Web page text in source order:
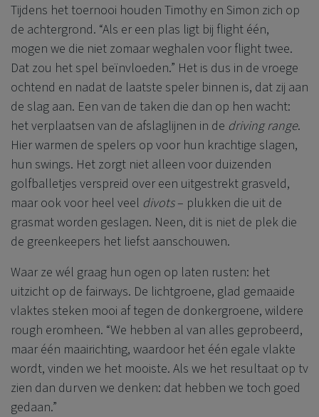
Tijdens het toernooi houden Timothy en Simon zich op
de achtergrond. “Als er een plas ligt bij flight één,
mogen we die niet zomaar weghalen voor flight twee.
Dat zou het spel beïnvloeden.” Het is dus in de vroege
ochtend en nadat de laatste speler binnen is, dat zij aan
de slag aan. Een van de taken die dan op hen wacht:
het verplaatsen van de afslaglijnen in de driving range.
Hier warmen de spelers op voor hun krachtige slagen,
hun swings. Het zorgt niet alleen voor duizenden
golfballetjes verspreid over een uitgestrekt grasveld,
maar ook voor heel veel divots– plukken die uit de
grasmat worden geslagen. Neen, dit is niet de plek die
de greenkeepers het liefst aanschouwen.
Waar ze wél graag hun ogen op laten rusten: het
uitzicht op de fairways. De lichtgroene, glad gemaaide
vlaktes steken mooi af tegen de donkergroene, wildere
rough eromheen. “We hebben al van alles geprobeerd,
maar één maairichting, waardoor het één egale vlakte
wordt, vinden we het mooiste. Als we het resultaat op tv
zien dan durven we denken: dat hebben we toch goed
gedaan.”